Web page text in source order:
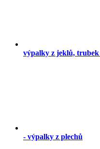
výpalky z jeklů, trubek
- výpalky z plechů